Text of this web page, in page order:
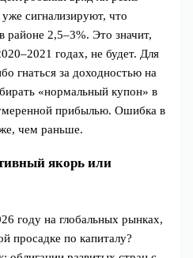
сигнализируют, что
районе 2,5–3%. Это значит,
годах, не будет. Для
гнаться за доходностью на
«нормальный купон» в
прибылью. Ошибка в
чем раньше.
якорь или
году на глобальных рынках,
просадке по капиталу?